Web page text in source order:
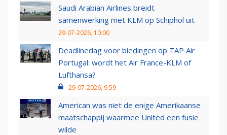
Saudi Arabian Airlines breidt
samenwerking met KLM op Schiphol uit
29-07-2026, 10:00
Deadlinedag voor biedingen op TAP Air
Portugal: wordt het Air France-KLM of
Lufthansa?
29-07-2026, 9:59
American was niet de enige Amerikaanse
maatschappij waarmee United een fusie
wilde